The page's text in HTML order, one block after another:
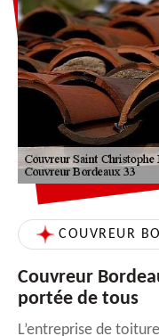
COUVREUR
Couvreur
portée de tous
L’entreprise de